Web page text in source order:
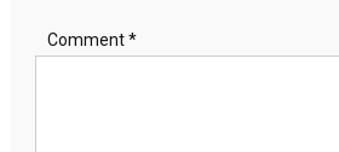
Comment*